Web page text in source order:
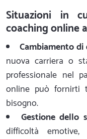
Situazioni in
coaching online
Cambiamento
nuova carriera o
professionale nel
online può fornirti
bisogno.
Gestione dello
difficoltà